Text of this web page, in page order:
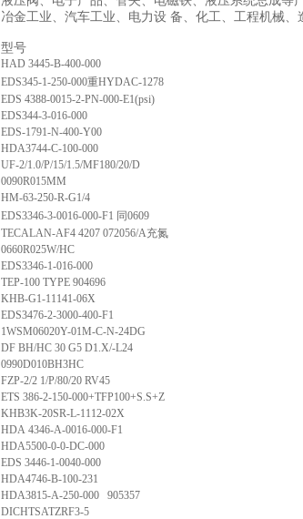
冶金工业、汽车工业、电力设 备、化工、工程机械
型号
HAD 3445-B-400-000
EDS345-1-250-000重HYDAC-1278
EDS 4388-0015-2-PN-000-E1(psi)
EDS344-3-016-000
EDS-1791-N-400-Y00
HDA3744-C-100-000
UF-2/1.0/P/15/1.5/MF180/20/D
0090R015MM
HM-63-250-R-G1/4
EDS3346-3-0016-000-F1 同0609
TECALAN-AF4 4207 072056/A充氮
0660R025W/HC
EDS3346-1-016-000
TEP-100 TYPE 904696
KHB-G1-11141-06X
EDS3476-2-3000-400-F1
1WSM06020Y-01M-C-N-24DG
DF BH/HC 30 G5 D1.X/-L24
0990D010BH3HC
FZP-2/2 1/P/80/20 RV45
ETS 386-2-150-000+TFP100+S.S+Z
KHB3K-20SR-L-1112-02X
HDA 4346-A-0016-000-F1
HDA5500-0-0-DC-000
EDS 3446-1-0040-000
HDA4746-B-100-231
HDA3815-A-250-000 905357
DICHTSATZRF3-5